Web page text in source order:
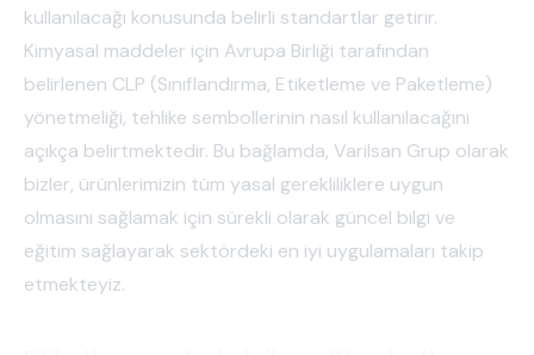
kullanılacağı konusunda belirli standartlar getirir.
Kimyasal maddeler için Avrupa Birliği tarafından
belirlenen CLP (Sınıflandırma, Etiketleme ve Paketleme)
yönetmeliği, tehlike sembollerinin nasıl kullanılacağını
açıkça belirtmektedir. Bu bağlamda, Varilsan Grup olarak
bizler, ürünlerimizin tüm yasal gerekliliklere uygun
olmasını sağlamak için sürekli olarak güncel bilgi ve
eğitim sağlayarak sektördeki en iyi uygulamaları takip
etmekteyiz.